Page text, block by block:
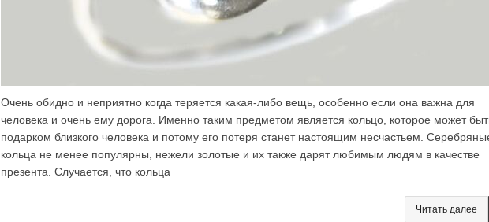
Очень обидно и неприятно когда теряется какая-либо вещь, особенно если она важна для
человека и очень ему дорога. Именно таким предметом является кольцо, которое может
подарком близкого человека и потому его потеря станет настоящим несчастьем.
кольца не менее популярны, нежели золотые и их также дарят любимым людям в качестве
презента. Случается, что кольца
Читать далее